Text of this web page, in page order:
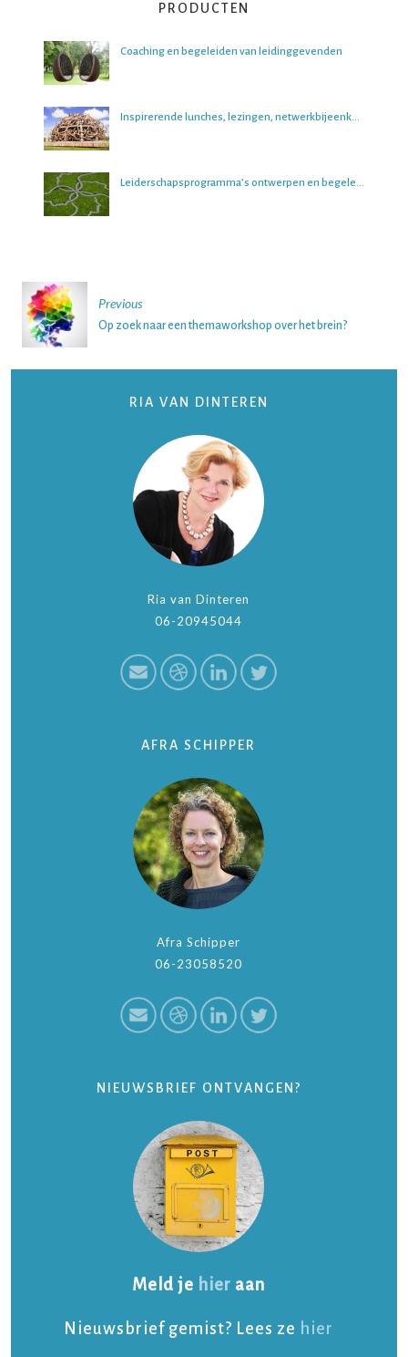
PRODUCTEN
Coaching en begeleiden van leidinggevenden
Inspirerende lunches, lezingen, netwerkbijeenkomsten en boeksessies
Leiderschapsprogramma’s ontwerpen en begeleiden
Post
navigation
Previous
Op zoek naar een themaworkshop over het brein?
RIA VAN DINTEREN
Ria van Dinteren
06-20945044
AFRA SCHIPPER
Afra Schipper
06-23058520
NIEUWSBRIEF ONTVANGEN?
Meld je hier aan
Nieuwsbrief gemist? Lees ze hier